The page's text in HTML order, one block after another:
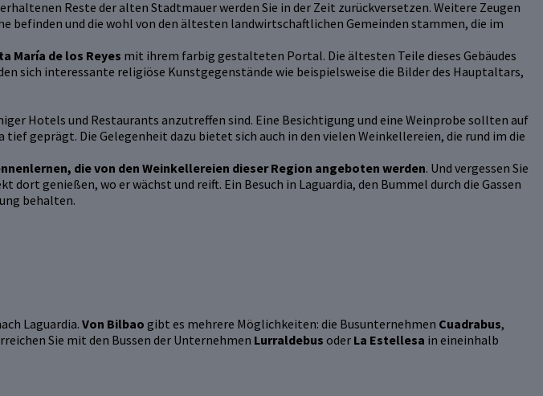
Reste der alten Stadtmauer werden Sie in der Zeit zurückversetzen. Weitere Zeugen
befinden und die wohl von den ältesten landwirtschaftlichen Gemeinden stammen, die im
María de los Reyes mit ihrem farbig gestalteten Portal. Die ältesten Teile dieses Gebäudes
sich interessante religiöse Kunstgegenstände wie beispielsweise die Bilder des Hauptaltars,
Hotels und Restaurants anzutreffen sind. Eine Besichtigung und eine Weinprobe sollten auf
tief geprägt. Die Gelegenheit dazu bietet sich auch in den vielen Weinkellereien, die rund im die
die von den Weinkellereien dieser Region angeboten werden. Und vergessen Sie
genießen, wo er wächst und reift. Ein Besuch in Laguardia, den Bummel durch die Gassen
behalten.
Laguardia. Von Bilbao gibt es mehrere Möglichkeiten: die Busunternehmen Cuadrabus,
Sie mit den Bussen der Unternehmen Lurraldebus oder La Estellesa in eineinhalb